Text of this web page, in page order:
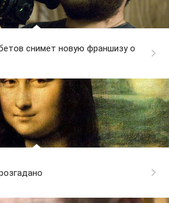
снимет новую франшизу о